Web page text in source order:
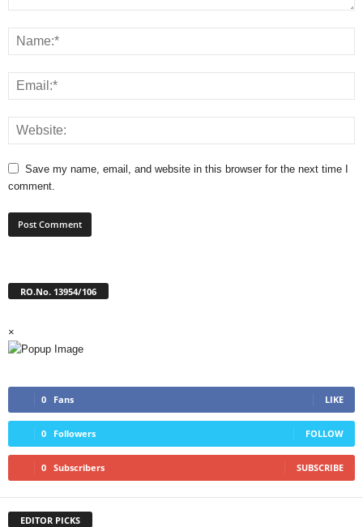
Save my name, email, and website in this browser for the next time I
comment.
RO.No. 13954/106
×
0 Fans LIKE
0 Followers FOLLOW
0 Subscribers SUBSCRIBE
EDITOR PICKS